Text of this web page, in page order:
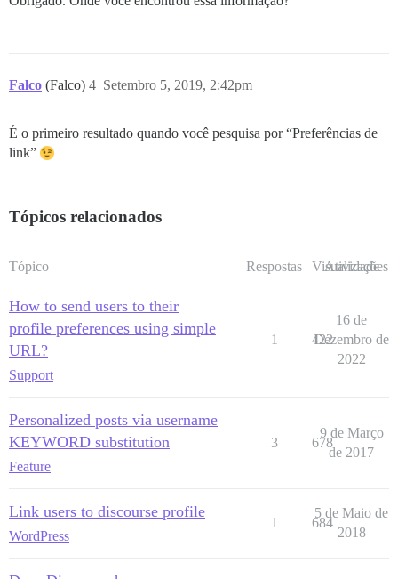
Falco (Falco) Setembro 5, 2019, 2:42pm
4
É o primeiro resultado quando você pesquisa por “Preferências de
link”
Tópicos relacionados
Tópico Respostas Visualizações
Atividade
How to send users to their
profile preferences using simple
URL?
Support
1 422
16 de
Dezembro de
2022
Personalized posts via username
KEYWORD substitution
Feature
3 678
9 de Março
de 2017
Link users to discourse profile
WordPress
1 684
5 de Maio de
2018